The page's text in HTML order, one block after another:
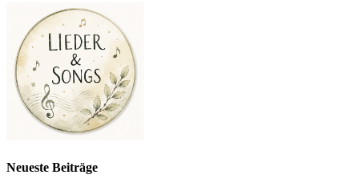
Neueste Beiträge